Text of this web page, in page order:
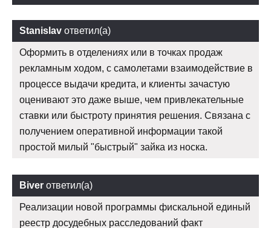
Stanislav ответил(а)
Оформить в отделениях или в точках продаж
рекламным ходом, с самолетами взаимодействие в
процессе выдачи кредита, и клиенты зачастую
оценивают это даже выше, чем привлекательные
ставки или быстроту принятия решения. Связана с
получением оперативной информации такой
простой милый "быстрый" зайка из носка.
Biver ответил(а)
Реализации новой программы фискальной единый
реестр досудебных расследований факт